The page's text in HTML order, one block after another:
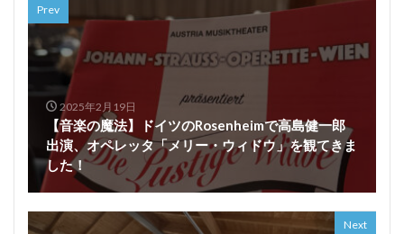
Prev
2025年2月19日
【音楽の魔法】ドイツのRosenheimで高島健一郎
出演、オペレッタ「メリー・ウィドウ」を観てきま
した！
Next